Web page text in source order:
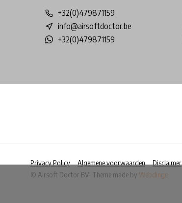
+32(0)479871159
info@airsoftdoctor.be
+32(0)479871159
Privacy Policy Algemene voorwaarden Disclaimer
© Airsoft Doctor BV- Theme made by Webdinge